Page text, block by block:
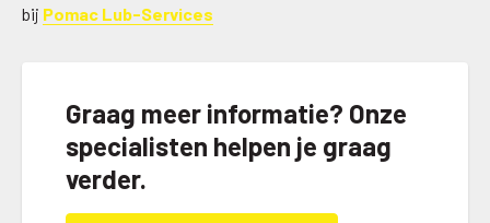
bij Pomac Lub-Services
Graag meer informatie? Onze
specialisten helpen je graag
verder.